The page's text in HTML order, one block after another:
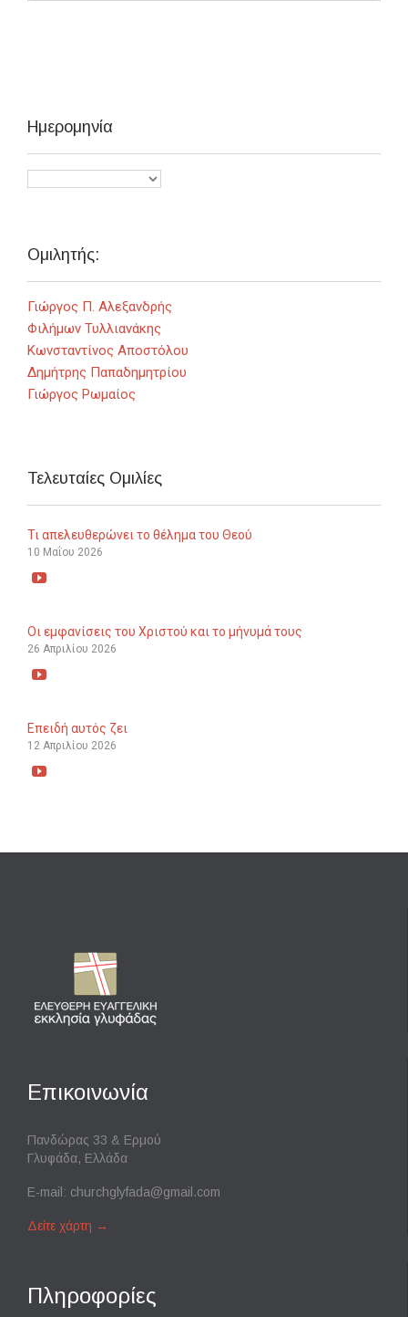
Ημερομηνία
Ομιλητής:
Γιώργος Π. Αλεξανδρής
Φιλήμων Τυλλιανάκης
Κωνσταντίνος Αποστόλου
Δημήτρης Παπαδημητρίου
Γιώργος Ρωμαίος
Τελευταίες Ομιλίες
Τι απελευθερώνει το θέλημα του Θεού
10 Μαΐου 2026

Οι εμφανίσεις του Χριστού και το μήνυμά τους
26 Απριλίου 2026

Επειδή αυτός ζει
12 Απριλίου 2026

Επικοινωνία
Πανδώρας 33 & Ερμού
Γλυφάδα, Ελλάδα
E-mail: churchglyfada@gmail.com
Δείτε χάρτη →
Πληροφορίες